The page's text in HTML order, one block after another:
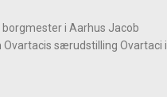
i Aarhus Jacob
Ovartacis særudstilling Ovartaci i